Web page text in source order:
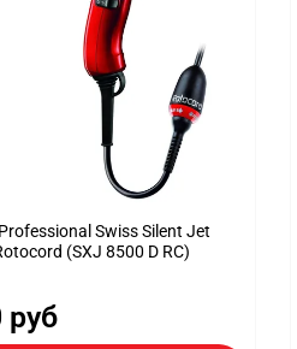
Swiss Silent Jet
(SXJ 8500 D RC)
руб